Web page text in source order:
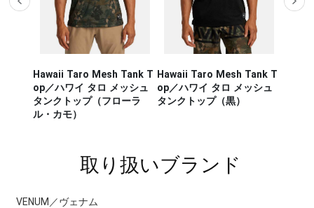
Hawaii Taro Mesh Tank T
op／ハワイ タロ メッシュ
タンクトップ（フローラ
ル・カモ）
Hawaii Taro Mesh Tank T
op／ハワイ タロ メッシュ
タンクトップ（黒）
取り扱いブランド
VENUM／ヴェナム